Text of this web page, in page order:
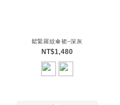
鬆緊羅紋傘裙–深灰
NT$1,480